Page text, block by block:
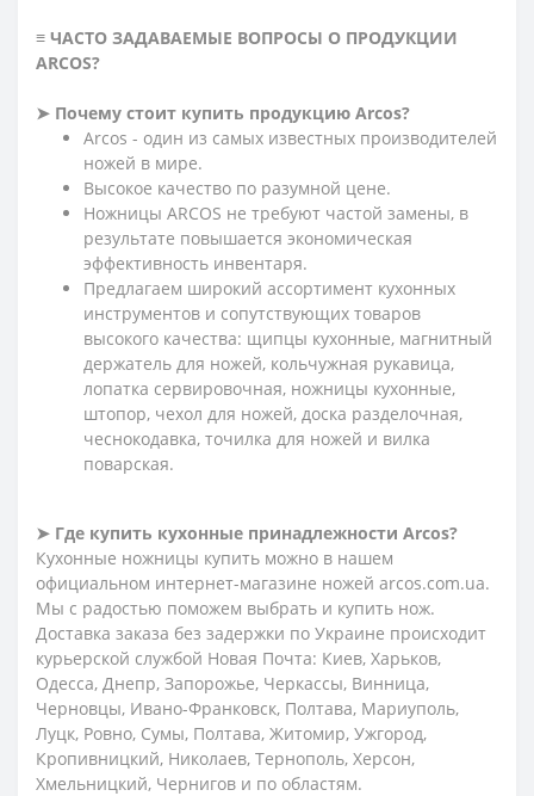
≡ ЧАСТО ЗАДАВАЕМЫЕ ВОПРОСЫ О ПРОДУКЦИИ
ARCOS?
➤ Почему стоит купить продукцию Arcos?
Arcos - один из самых известных производителей
ножей в мире.
Высокое качество по разумной цене.
Ножницы ARCOS не требуют частой замены, в
результате повышается экономическая
эффективность инвентаря.
Предлагаем широкий ассортимент кухонных
инструментов и сопутствующих товаров
высокого качества: щипцы кухонные, магнитный
держатель для ножей, кольчужная рукавица,
лопатка сервировочная, ножницы кухонные,
штопор, чехол для ножей, доска разделочная,
чеснокодавка, точилка для ножей и вилка
поварская.
➤ Где купить кухонные принадлежности Arcos?
Кухонные ножницы купить можно в нашем
официальном интернет-магазине ножей arcos.com.ua.
Мы с радостью поможем выбрать и купить нож.
Доставка заказа без задержки по Украине происходит
курьерской службой Новая Почта: Киев, Харьков,
Одесса, Днепр, Запорожье, Черкассы, Винница,
Черновцы, Ивано-Франковск, Полтава, Мариуполь,
Луцк, Ровно, Сумы, Полтава, Житомир, Ужгород,
Кропивницкий, Николаев, Тернополь, Херсон,
Хмельницкий, Чернигов и по областям.